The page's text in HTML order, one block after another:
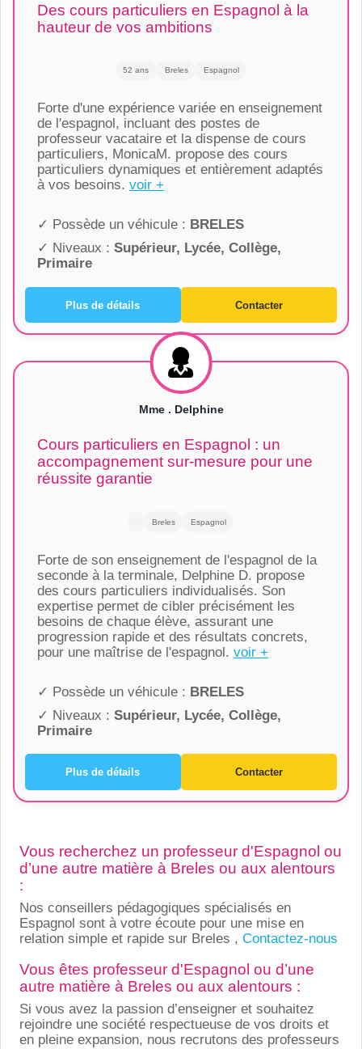
Des cours particuliers en Espagnol à la
hauteur de vos ambitions
52 ans Breles Espagnol
Forte d'une expérience variée en enseignement
de l'espagnol, incluant des postes de
professeur vacataire et la dispense de cours
particuliers, MonicaM. propose des cours
particuliers dynamiques et entièrement adaptés
à vos besoins. voir +
✓ Possède un véhicule : BRELES
✓ Niveaux : Supérieur, Lycée, Collège,
Primaire
Plus de détails Contacter
Mme . Delphine
Cours particuliers en Espagnol : un
accompagnement sur-mesure pour une
réussite garantie
Breles Espagnol
Forte de son enseignement de l'espagnol de la
seconde à la terminale, Delphine D. propose
des cours particuliers individualisés. Son
expertise permet de cibler précisément les
besoins de chaque élève, assurant une
progression rapide et des résultats concrets,
pour une maîtrise de l'espagnol. voir +
✓ Possède un véhicule : BRELES
✓ Niveaux : Supérieur, Lycée, Collège,
Primaire
Plus de détails Contacter
Vous recherchez un professeur d'Espagnol ou
d’une autre matière à Breles ou aux alentours
:
Nos conseillers pédagogiques spécialisés en
Espagnol sont à votre écoute pour une mise en
relation simple et rapide sur Breles , Contactez-nous
Vous êtes professeur d'Espagnol ou d’une
autre matière à Breles ou aux alentours :
Si vous avez la passion d’enseigner et souhaitez
rejoindre une société respectueuse de vos droits et
en pleine expansion, nous recrutons des professeurs